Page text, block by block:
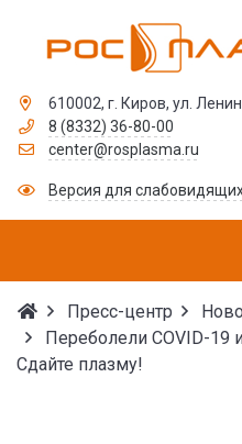
610002, г. Киров, ул.
8 (8332) 36-80-00
center@rosplasma.ru
Версия для
Пресс-центр
Переболели COVID-
Сдайте плазму!